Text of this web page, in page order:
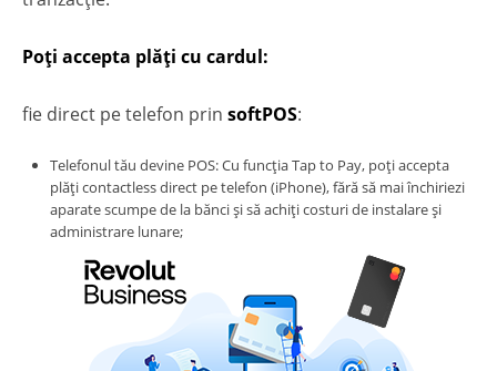
Poți accepta plăți cu cardul:
fie direct pe telefon prinsoftPOS:
Telefonul tău devine POS: Cu funcția Tap to Pay, poți accepta
plăți contactless direct pe telefon (iPhone), fără să mai închiriezi
aparate scumpe de la bănci și să achiți costuri de instalare și
administrare lunare;